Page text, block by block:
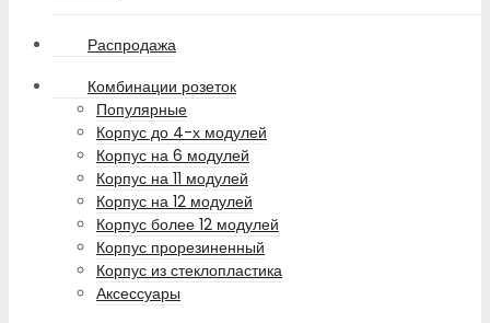
Распродажа
Комбинации розеток
Популярные
Корпус до 4-х модулей
Корпус на 6 модулей
Корпус на 11 модулей
Корпус на 12 модулей
Корпус более 12 модулей
Корпус прорезиненный
Корпус из стеклопластика
Аксессуары